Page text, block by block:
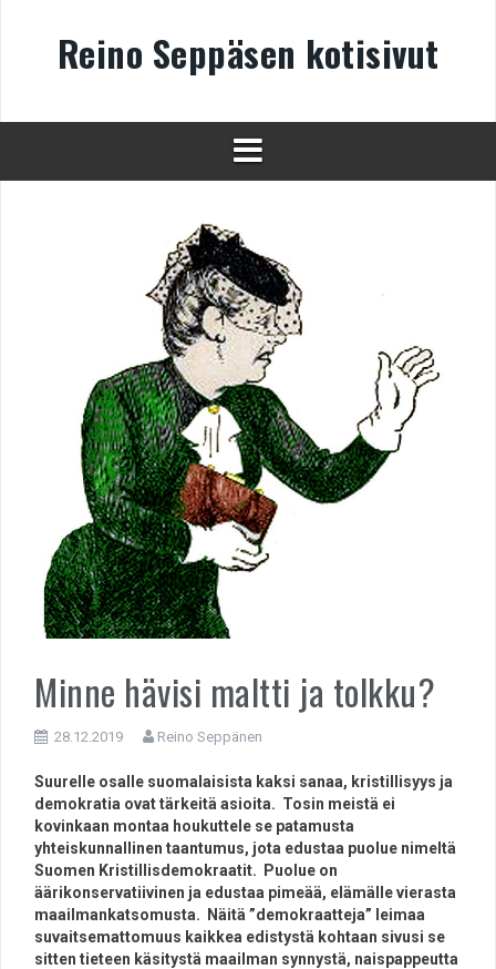
Reino Seppäsen kotisivut
Minne hävisi maltti ja tolkku?
28.12.2019 Reino Seppänen
Suurelle osalle suomalaisista kaksi sanaa, kristillisyys ja
demokratia ovat tärkeitä asioita. Tosin meistä ei
kovinkaan montaa houkuttele se patamusta
yhteiskunnallinen taantumus, jota edustaa puolue nimeltä
Suomen Kristillisdemokraatit. Puolue on
äärikonservatiivinen ja edustaa pimeää, elämälle vierasta
maailmankatsomusta. Näitä ”demokraatteja” leimaa
suvaitsemattomuus kaikkea edistystä kohtaan sivusi se
sitten tieteen käsitystä maailman synnystä, naispappeutta